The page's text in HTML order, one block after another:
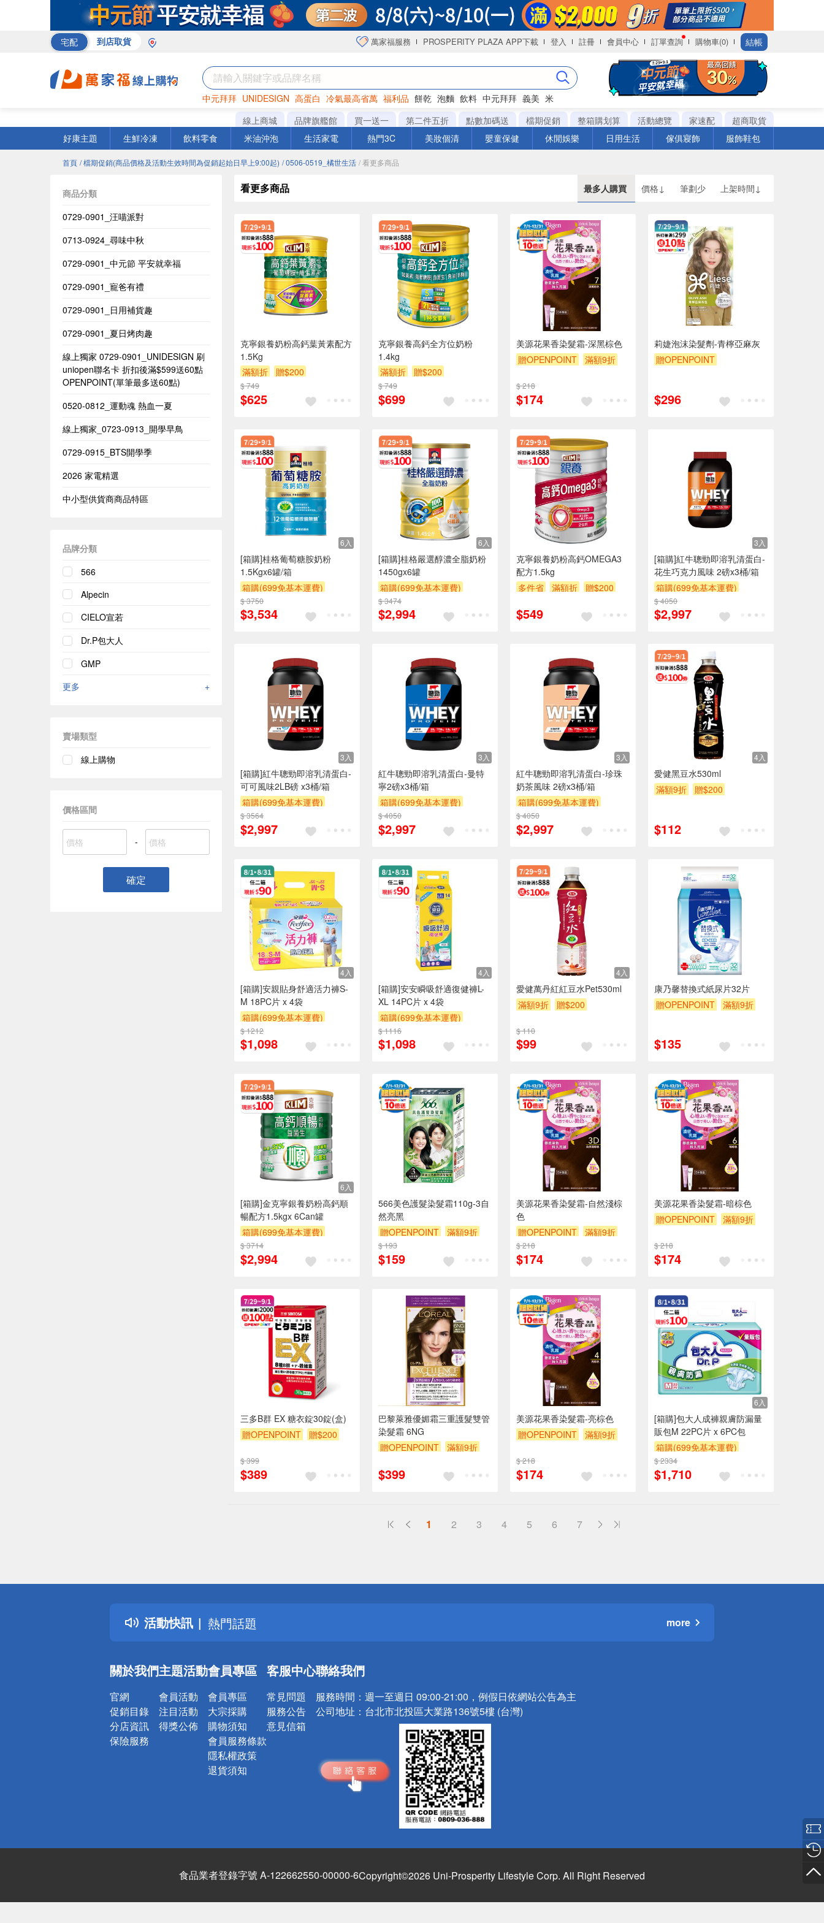
宅配 到店取貨 萬家福服務 PROSPERITY PLAZA APP下載 登入 註冊 會員中心 訂單查詢 購物車(0) 結帳
中元拜拜 UNIDESIGN 高蛋白 冷氣最高省萬 福利品 餅乾 泡麵 飲料 中元拜拜 義美 米
罐頭 咖啡 海苔
線上商城 品牌旗艦館 買一送一 第二件五折 點數加碼送 檔期促銷 整箱購划算 活動總覽 家速配
超商取貨
好康主題
生鮮冷凍 飲料零食 米油沖泡 生活家電 熱門3C 美妝個清 嬰童保健 休閒娛樂 日用生活 傢俱寢飾 服飾鞋包
首頁 / 檔期促銷(商品價格及活動生效時間為促銷起始日早上9:00起) / 0506-0519_橘世生活 / 看更多商品
商品分類
0729-0901_汪喵派對
0713-0924_尋味中秋
0729-0901_中元節 平安就幸福
0729-0901_寵爸有禮
0729-0901_日用補貨趣
0729-0901_夏日烤肉趣
線上獨家 0729-0901_UNIDESIGN​ 刷
uniopen聯名卡 折扣後滿$599送60點
OPENPOINT(單筆最多送60點)​
0520-0812_運動魂 熱血一夏
線上獨家_0723-0913_開學早鳥
0729-0915_BTS開學季
2026 家電精選
中小型供貨商商品特區
品牌分類
566
Alpecin
CIELO宣若
Dr.P包大人
GMP
更多
+
賣場類型
線上購物
價格區間
-
確定
看更多商品 最多人購買 價格↓ 筆劃少 上架時間↓
克寧銀養奶粉高鈣葉黃素配方
1.5Kg
滿額折
贈$200
$ 749
$625
克寧銀養高鈣全方位奶粉
1.4kg
滿額折
贈$200
$ 749
$699
美源花果香染髮霜-深黑棕色
贈OPENPOINT
滿額9折
$ 218
$174
莉婕泡沫染髮劑-青檸亞麻灰
贈OPENPOINT
$296
6入
[箱購]桂格葡萄糖胺奶粉
1.5Kgx6罐/箱
箱購(699免基本運費)
滿額折
$ 3750
$3,534
6入
[箱購]桂格嚴選醇濃全脂奶粉
1450gx6罐
箱購(699免基本運費)
滿額折
$ 3474
$2,994
克寧銀養奶粉高鈣OMEGA3
配方1.5kg
多件省
滿額折 贈$200
$549
3入
[箱購]紅牛聰勁即溶乳清蛋白-
花生巧克力風味 2磅x3桶/箱
箱購(699免基本運費)
贈$200
$ 4050
$2,997
3入
[箱購]紅牛聰勁即溶乳清蛋白-
可可風味2LB磅 x3桶/箱
箱購(699免基本運費)
贈$200
$ 3564
$2,997
3入
紅牛聰勁即溶乳清蛋白-曼特
寧2磅x3桶/箱
箱購(699免基本運費)
贈$200
$ 4050
$2,997
3入
紅牛聰勁即溶乳清蛋白-珍珠
奶茶風味 2磅x3桶/箱
箱購(699免基本運費)
贈$200
$ 4050
$2,997
4入
愛健黑豆水530ml
滿額9折
贈$200
$112
4入
[箱購]安親貼身舒適活力褲S-
M 18PC片 x 4袋
箱購(699免基本運費)
滿件折
$ 1212
$1,098
4入
[箱購]安安瞬吸舒適復健褲L-
XL 14PC片 x 4袋
箱購(699免基本運費)
滿件折
$ 1116
$1,098
4入
愛健萬丹紅紅豆水Pet530ml
滿額9折
贈$200
$ 110
$99
康乃馨替換式紙尿片32片
贈OPENPOINT
滿額9折
$135
6入
[箱購]金克寧銀養奶粉高鈣順
暢配方1.5kgx 6Can罐
箱購(699免基本運費)
滿額折
$ 3714
$2,994
566美色護髮染髮霜110g-3自
然亮黑
贈OPENPOINT
滿額9折
贈$200
$ 193
$159
美源花果香染髮霜-自然淺棕
色
贈OPENPOINT
滿額9折
贈$200
$ 218
$174
美源花果香染髮霜-暗棕色
贈OPENPOINT
滿額9折
$ 218
$174
三多B群 EX 糖衣錠30錠(盒)
贈OPENPOINT
贈$200
$ 399
$389
巴黎萊雅優媚霜三重護髮雙管
染髮霜 6NG
贈OPENPOINT
滿額9折
$399
美源花果香染髮霜-亮棕色
贈OPENPOINT
滿額9折
$ 218
$174
6入
[箱購]包大人成褲親膚防漏量
販包M 22PC片 x 6PC包
箱購(699免基本運費)
滿件折
$ 2334
$1,710
1 2 3 4 5 6 7
活動快訊
詐騙網頁！請小心！
得獎公告
熱門話題
銀行優惠
詐騙網頁！請小心！
more
關於我們
官網
促銷目錄
分店資訊
保險服務
主題活動
會員活動
注目活動
得獎公佈
會員專區
會員專區
大宗採購
購物須知
會員服務條款
隱私權政策
退貨須知
客服中心
常見問題
服務公告
意見信箱
聯絡我們
服務時間： 週一至週日 09:00-21:00，例假日依網站公告為主
公司地址： 台北市北投區大業路136號5樓 (台灣)
食品業者登錄字號 A-122662550-00000-6Copyright©2026 Uni-Prosperity Lifestyle Corp. All Right Reserved